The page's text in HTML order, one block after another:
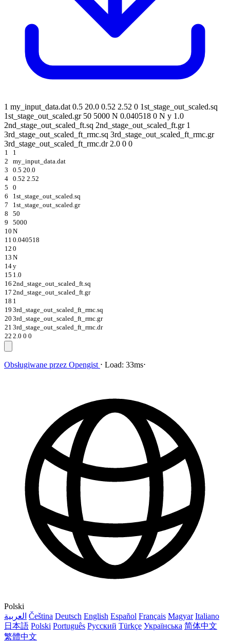
1 my_input_data.dat 0.5 20.0 0.52 2.52 0 1st_stage_out_scaled.sq
1st_stage_out_scaled.gr 50 5000 N 0.040518 0 N y 1.0
2nd_stage_out_scaled_ft.sq 2nd_stage_out_scaled_ft.gr 1
3rd_stage_out_scaled_ft_rmc.sq 3rd_stage_out_scaled_ft_rmc.gr
3rd_stage_out_scaled_ft_rmc.dr 2.0 0 0
1
1
2
my_input_data.dat
3
0.5 20.0
4
0.52 2.52
5
0
6
1st_stage_out_scaled.sq
7
1st_stage_out_scaled.gr
8
50
9
5000
10 N
11 0.040518
12 0
13 N
14y
15 1.0
16 2nd_stage_out_scaled_ft.sq
17 2nd_stage_out_scaled_ft.gr
18 1
19 3rd_stage_out_scaled_ft_rmc.sq
20 3rd_stage_out_scaled_ft_rmc.gr
21 3rd_stage_out_scaled_ft_rmc.dr
22 2.0 0 0
Obsługiwane przez Opengist ⋅ Load: 33ms⋅
Polski
العربية Čeština Deutsch English Español Français Magyar Italiano
日本語 Polski Português Русский Türkçe Українська 简体中文
繁體中文